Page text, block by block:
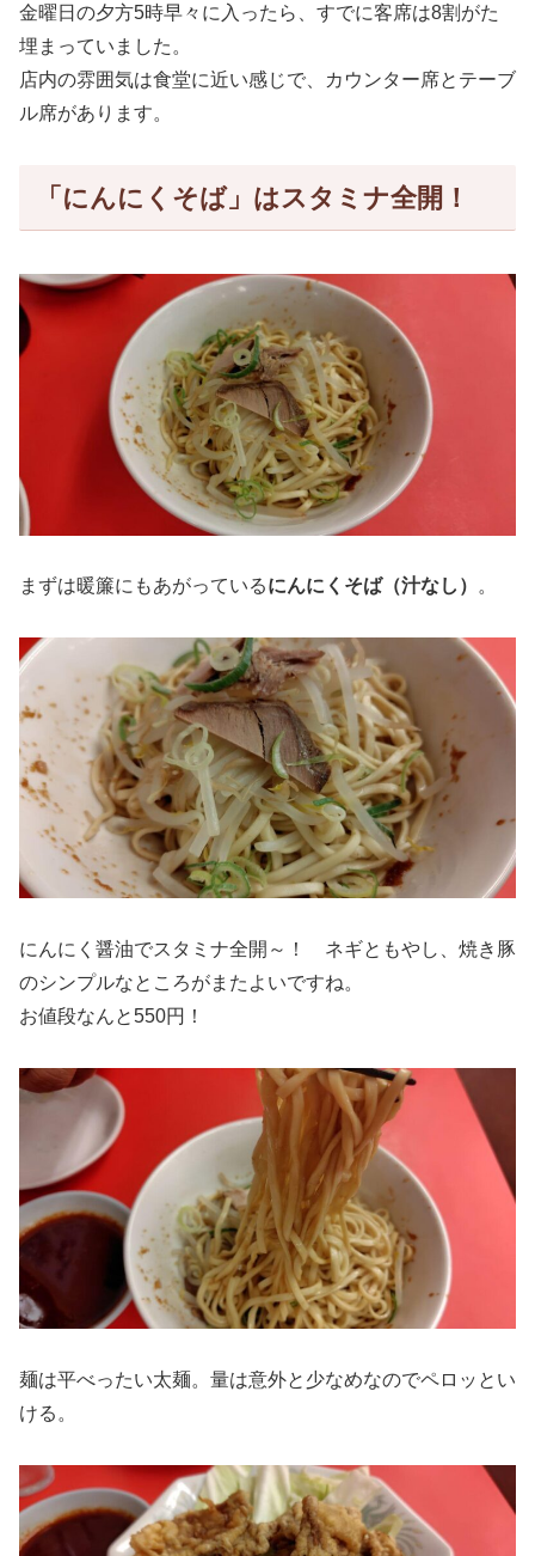
金曜日の夕方5時早々に入ったら、すでに客席は8割がた
埋まっていました。
店内の雰囲気は食堂に近い感じで、カウンター席とテーブ
ル席があります。
「にんにくそば」はスタミナ全開！
まずは暖簾にもあがっているにんにくそば（汁なし） 。
にんにく醤油でスタミナ全開～！ ネギともやし、焼き豚
のシンプルなところがまたよいですね。
お値段なんと550円！
麺は平べったい太麺。量は意外と少なめなのでペロッとい
ける。